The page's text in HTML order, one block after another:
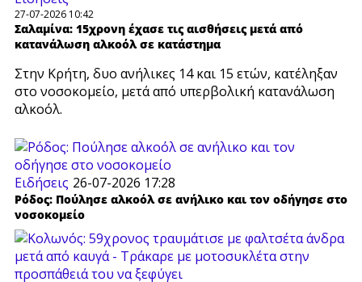
27-07-2026 10:42
Σαλαμίνα: 15χρονη έχασε τις αισθήσεις μετά από
κατανάλωση αλκοόλ σε κατάστημα
Στην Κρήτη, δυο ανήλικες 14 και 15 ετών, κατέληξαν
στο νοσοκομείο, μετά από υπερβολική κατανάλωση
αλκοόλ.
Ειδήσεις 26-07-2026 17:28
Ρόδος: Πούλησε αλκοόλ σε ανήλικο και τον οδήγησε στο
νοσοκομείο